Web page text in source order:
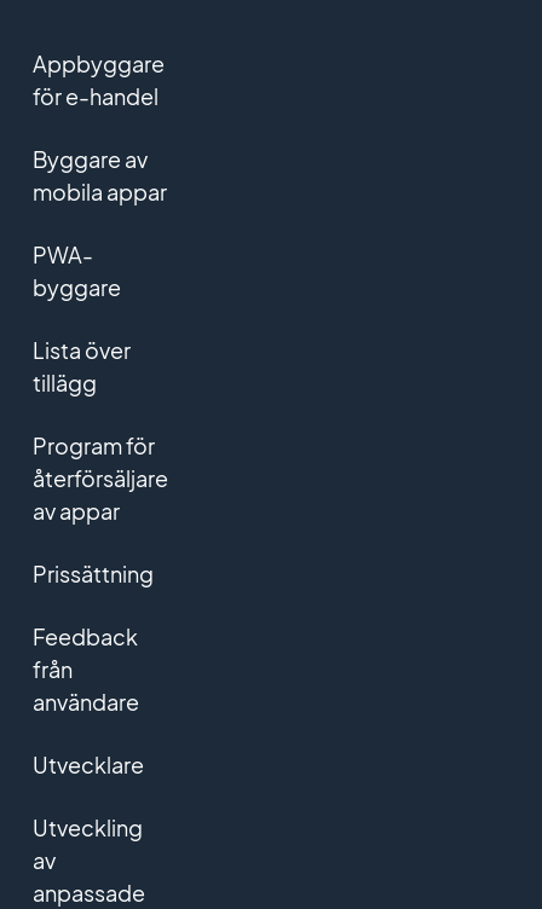
Appbyggare
för e-handel
Byggare av
mobila appar
PWA-
byggare
Lista över
tillägg
Program för
återförsäljare
av appar
Prissättning
Feedback
från
användare
Utvecklare
Utveckling
av
anpassade